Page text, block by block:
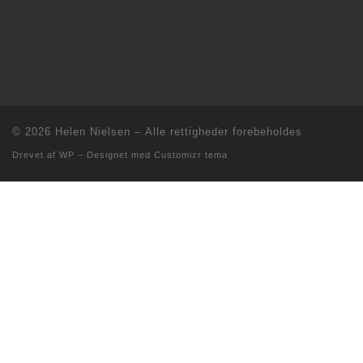
© 2026 Helen Nielsen – Alle rettigheder forebeholdes
Drevet af WP – Designet med Customizr tema